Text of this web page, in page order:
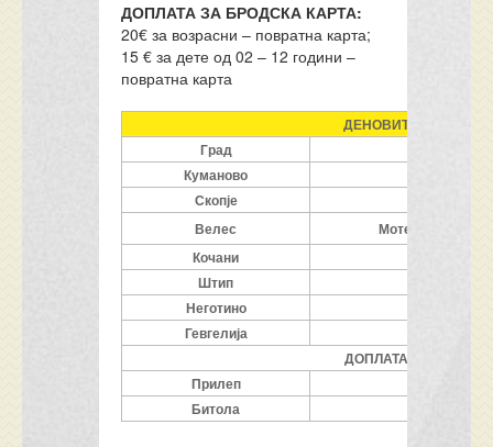
ДОПЛАТА ЗА БРОДСКА КАРТА:
20€ за возрасни – повратна карта;
15 € за дете од 02 – 12 години –
повратна карта
ДЕНОВИТЕ ДАДЕНИ
Град
Куманово
Скопје
Велес
Мотел
Кочани
Штип
Неготино
Гевгелија
ДОПЛАТА ЗА
Прилеп
Битола